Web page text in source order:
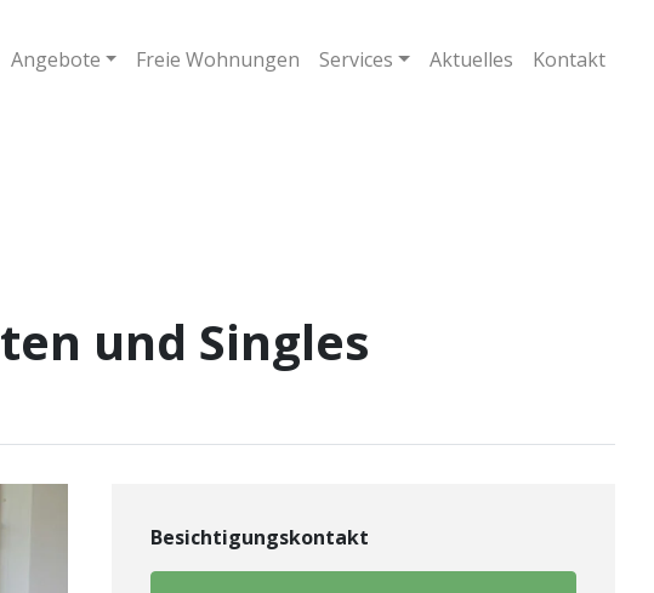
Angebote Freie Wohnungen Services Aktuelles Kontakt
und Singles
Besichtigungskontakt